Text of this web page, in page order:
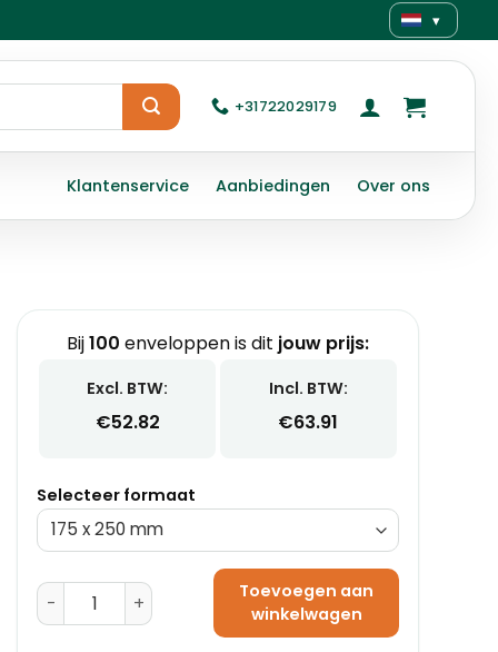
▾
+31722029179
Klantenservice Aanbiedingen Over ons
Bij100 enveloppen is dit jouw prijs:
Excl. BTW:
€52.82
Incl. BTW:
€63.91
Selecteer formaat
Kartonnen Enveloppen 250 x 350 - 450 g/m² aantal
Toevoegen aan
winkelwagen